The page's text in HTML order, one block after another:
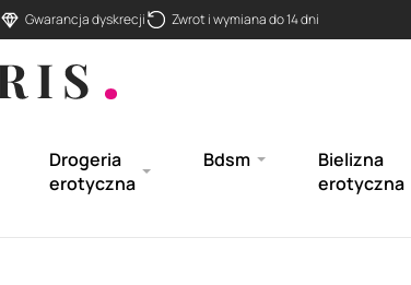
Gwarancja dyskrecji Zwrot i wymiana do 14 dni
Drogeria
erotyczna
Bdsm
Bielizna
erotyczna